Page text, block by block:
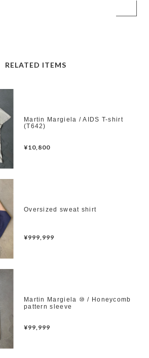
RELATED ITEMS
Martin Margiela / AIDS T-shirt
(T642)
¥10,800
Oversized sweat shirt
¥999,999
Martin Margiela ⑩ / Honeycomb
pattern sleeve
¥99,999